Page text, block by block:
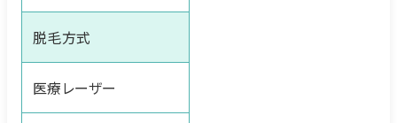
脱毛方式
医療レーザー